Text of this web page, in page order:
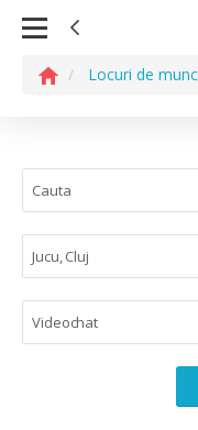
Locuri de
Jucu, Cluj
Videochat